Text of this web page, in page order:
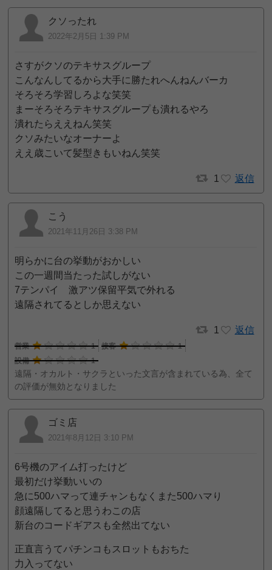
クソったれ
2022年2月5日 1:39 PM
さすがクソのテキサスグループ
こんなんしてるから大手に勝たれへんねんバーカ
そろそろ学習しろよな笑笑
まーそろそろテキサスグループも潰れるやろ
潰れたらええねん笑笑
クソみたいなオーナーよ
ええ歳こいて髪型きもいねん笑笑
1 返信
こう
2021年11月26日 3:38 PM
明らかに台の挙動がおかしい
この一週間当たった試しがない
7テンパイ 激アツ保留平気で外れる
遠隔されてるとしか思えない
1 返信
営業 1 接客
1
設備
1
遠隔・オカルト・サクラといった文言が含まれている為、全て
の評価が無効となりました
ゴミ店
2021年8月12日 3:10 PM
6号機のアイム打ったけど
最初だけ挙動いいの
急に500ハマって連チャンもなくまた500ハマり
顔遠隔してると思うわこの店
新台のコードギアスも全然出てない
正直言うてパチンコもスロットもおちた
力入ってない